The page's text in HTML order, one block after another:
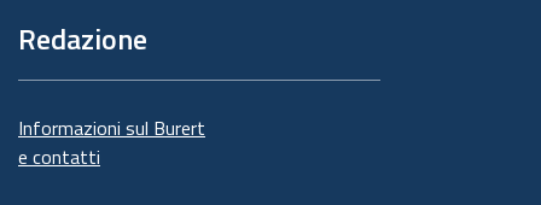
Redazione
Informazioni sul Burert
e contatti